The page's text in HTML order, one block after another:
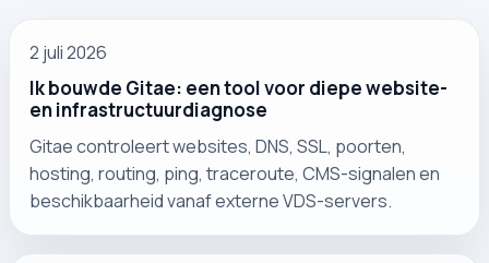
2 juli 2026
Ik bouwde Gitae: een tool voor diepe website-
en infrastructuurdiagnose
Gitae controleert websites, DNS, SSL, poorten,
hosting, routing, ping, traceroute, CMS-signalen en
beschikbaarheid vanaf externe VDS-servers.